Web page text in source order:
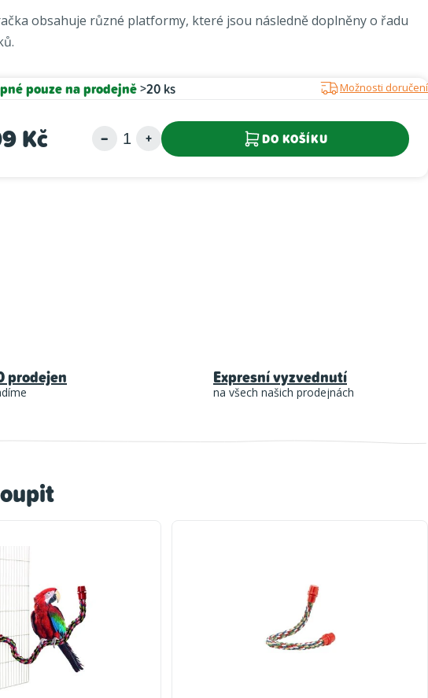
obsahuje různé platformy, které jsou následně doplněny o řadu
pouze na prodejně>20 ks Možnosti doručení
Kč DO KOŠÍKU
prodejen Expresní vyzvednutí
na všech našich prodejnách